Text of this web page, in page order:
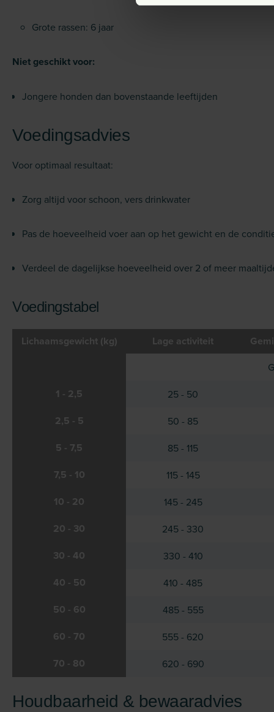
Grote rassen: 6 jaar
Niet geschikt voor:
Jongere honden dan bovenstaande leeftijden
Voedingsadvies
Voor optimaal resultaat:
Zorg altijd voor schoon, vers drinkwater
Pas de hoeveelheid voer aan op het gewicht en de
Verdeel de dagelijkse hoeveelheid over 2 of meer
Voedingstabel
Lichaamsgewicht (kg) Lage activiteit
1 - 2,5 25 - 50
2,5 - 5 50 - 85
5 - 7,5 85 - 115
7,5 - 10 115 - 145
10 - 20 145 - 245
20 - 30 245 - 330
30 - 40 330 - 410
40 - 50 410 - 485
50 - 60 485 - 555
60 - 70 555 - 620
70 - 80 620 - 690
Houdbaarheid & bewaaradvies